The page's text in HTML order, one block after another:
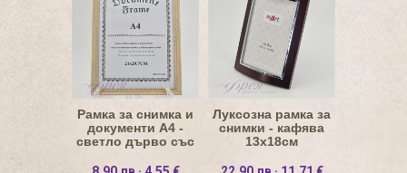
Рамка за снимка и
документи А4 -
светло дърво със
Луксозна рамка за
снимки - кафява
13х18см